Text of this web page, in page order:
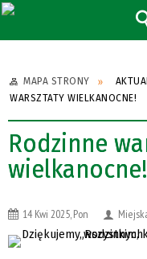
MAPA STRONY
WARSZTATY WIELKANOCNE!
Rodzinne
wielkanocne!
14 Kwi 2025, Pon